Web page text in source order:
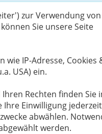
zur Verwendung von
können Sie unsere Seite
wie IP-Adresse, Cookies
USA) ein.
Rechten finden Sie
Ihre Einwilligung jederzeit
abwählen.
werden.